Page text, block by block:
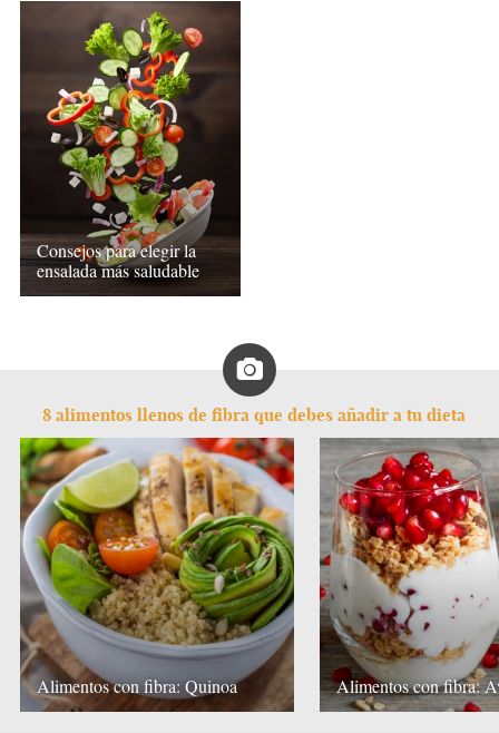
Consejos para elegir la
ensalada más saludable
8 alimentos llenos de fibra que debes añadir a tu dieta
Alimentos con fibra: Quinoa Alimentos con fibra: